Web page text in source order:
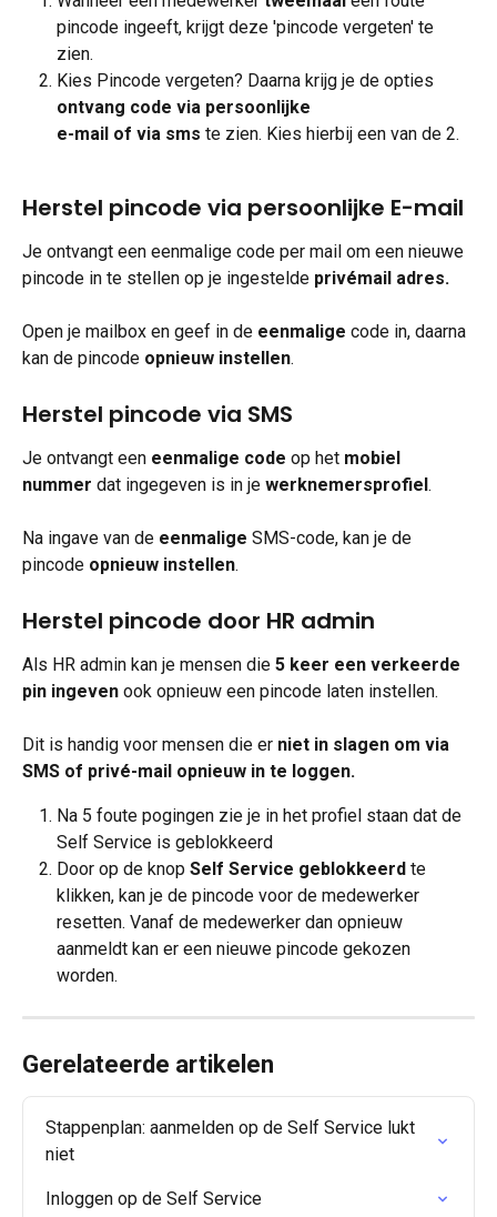
pincode ingeeft, krijgt deze 'pincode vergeten' te
zien.
Kies Pincode vergeten? Daarna krijg je de opties
ontvang code via persoonlijke
e-mail of via sms te zien. Kies hierbij een van de 2.
Herstel pincode via persoonlijke E-mail
Je ontvangt een eenmalige code per mail om een nieuwe
pincode in te stellen op je ingestelde privémail adres.
Open je mailbox en geef in de eenmalige code in, daarna
kan de pincode opnieuw instellen.
Herstel pincode via SMS
Je ontvangt een eenmalige code op het mobiel
nummer dat ingegeven is in je werknemersprofiel.
Na ingave van de eenmalige SMS-code, kan je de
pincode opnieuw instellen.
Herstel pincode door HR admin
Als HR admin kan je mensen die 5 keer een verkeerde
pin ingeven ook opnieuw een pincode laten instellen.
Dit is handig voor mensen die er niet in slagen om via
SMS of privé-mail opnieuw in te loggen.
Na 5 foute pogingen zie je in het profiel staan dat de
Self Service is geblokkeerd
Door op de knop Self Service geblokkeerd te
klikken, kan je de pincode voor de medewerker
resetten. Vanaf de medewerker dan opnieuw
aanmeldt kan er een nieuwe pincode gekozen
worden.
Gerelateerde artikelen
Stappenplan: aanmelden op de Self Service lukt
niet
Inloggen op de Self Service